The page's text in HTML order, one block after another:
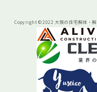
Copyright © 2022 大阪の住宅解体・